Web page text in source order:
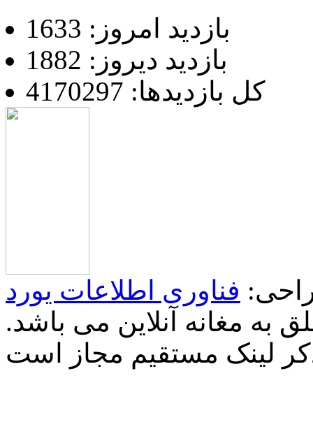
بازدید امروز: 1633
بازدید دیروز: 1882
کل بازدیدها: 4170297
فناوری اطلاعات یورد
به مغانه آنلاین می باشد.